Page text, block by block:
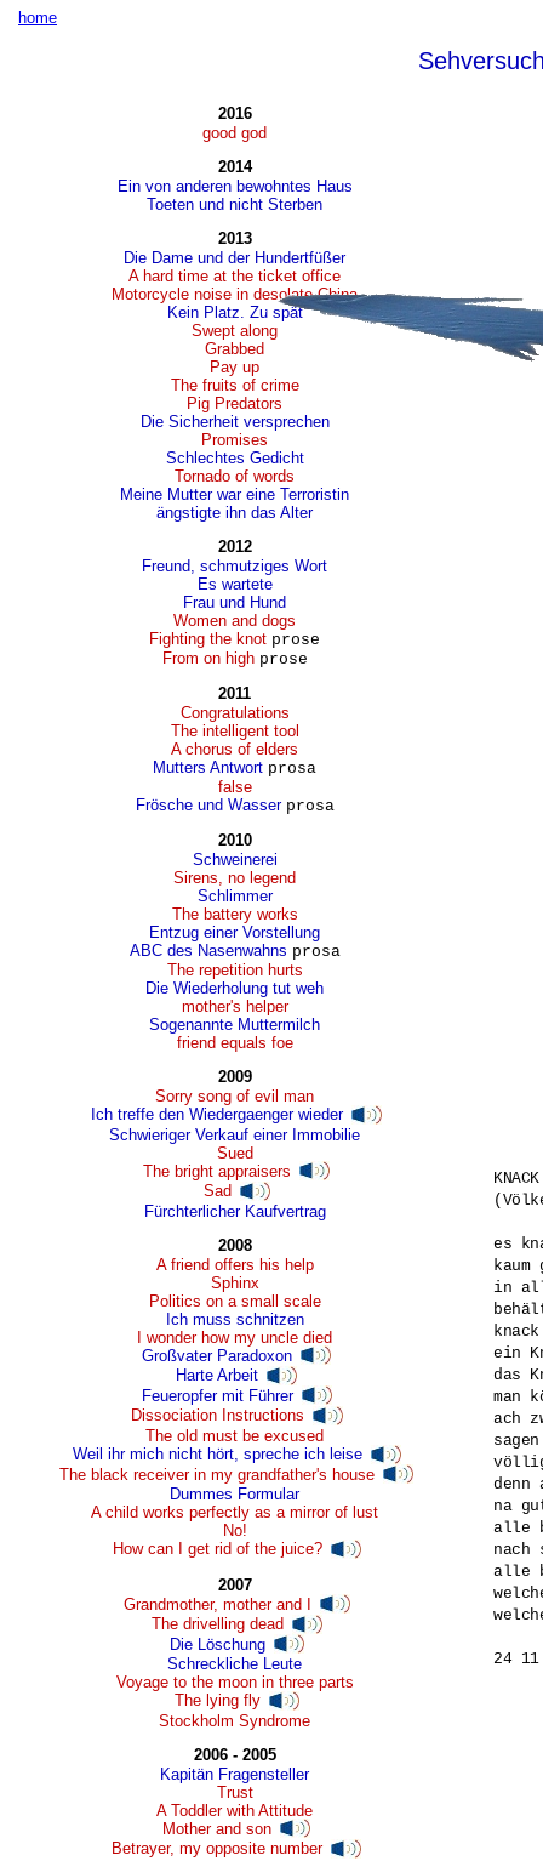
home
2016
good god
2014
Ein von anderen bewohntes Haus
Toeten und nicht Sterben
2013
Die Dame und der Hundertfüßer
A hard time at the ticket office
Motorcycle noise in desolate China
Kein Platz. Zu spät
Swept along
Grabbed
Pay up
The fruits of crime
Pig Predators
Die Sicherheit versprechen
Promises
Schlechtes Gedicht
Tornado of words
Meine Mutter war eine Terroristin
ängstigte ihn das Alter
2012
Freund, schmutziges Wort
Es wartete
Frau und Hund
Women and dogs
Fighting the knot prose
From on high prose
2011
Congratulations
The intelligent tool
A chorus of elders
Mutters Antwort prosa
false
Frösche und Wasser prosa
2010
Schweinerei
Sirens, no legend
Schlimmer
The battery works
Entzug einer Vorstellung
ABC des Nasenwahns prosa
The repetition hurts
Die Wiederholung tut weh
mother's helper
Sogenannte Muttermilch
friend equals foe
2009
Sorry song of evil man
Ich treffe den Wiedergaenger wieder
Schwieriger Verkauf einer Immobilie
Sued
The bright appraisers
Sad
Fürchterlicher Kaufvertrag
2008
A friend offers his help
Sphinx
Politics on a small scale
Ich muss schnitzen
I wonder how my uncle died
Großvater Paradoxon
Harte Arbeit
Feueropfer mit Führer
Dissociation Instructions
The old must be excused
Weil ihr mich nicht hört, spreche ich leise
The black receiver in my grandfather's house
Dummes Formular
A child works perfectly as a mirror of lust
No!
How can I get rid of the juice?
2007
Grandmother, mother and I
The drivelling dead
Die Löschung
Schreckliche Leute
Voyage to the moon in three parts
The lying fly
Stockholm Syndrome
2006 - 2005
Kapitän Fragensteller
Trust
A Toddler with Attitude
Mother and son
Betrayer, my opposite number
KNACK
es
in
ein
das
man
ach
denn
na
alle
nach
alle